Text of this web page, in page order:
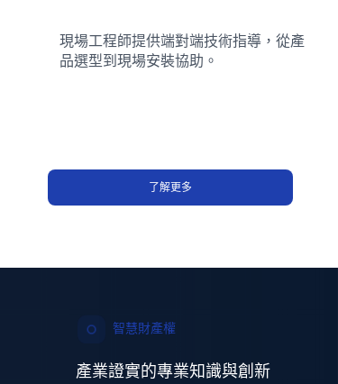
現場工程師提供端對端技術指導，從產
品選型到現場安裝協助。
了解更多
智慧財產權
產業證實的專業知識與創新